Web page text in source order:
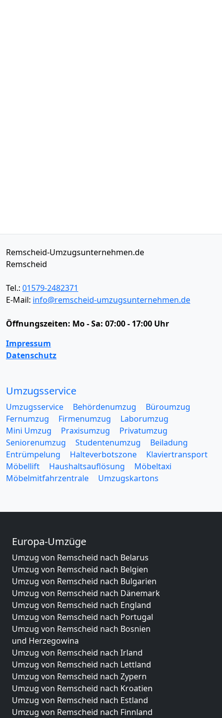
Remscheid-Umzugsunternehmen.de
Remscheid
Tel.: 01579-2482371
E-Mail: info@remscheid-umzugsunternehmen.de
Öffnungszeiten: Mo - Sa: 07:00 - 17:00 Uhr
Impressum
Datenschutz
Umzugsservice
Umzugsservice Behördenumzug
Büroumzug
Fernumzug
Firmenumzug
Laborumzug
Mini Umzug
Praxisumzug
Privatumzug
Seniorenumzug
Studentenumzug
Beiladung
Entrümpelung
Halteverbotszone
Klaviertransport
Möbellift
Haushaltsauflösung
Möbeltaxi
Möbelmitfahrzentrale
Umzugskartons
Europa-Umzüge
Umzug von Remscheid nach Belarus
Umzug von Remscheid nach Belgien
Umzug von Remscheid nach Bulgarien
Umzug von Remscheid nach Dänemark
Umzug von Remscheid nach England
Umzug von Remscheid nach Portugal
Umzug von Remscheid nach Bosnien
und Herzegowina
Umzug von Remscheid nach Irland
Umzug von Remscheid nach Lettland
Umzug von Remscheid nach Zypern
Umzug von Remscheid nach Kroatien
Umzug von Remscheid nach Estland
Umzug von Remscheid nach Finnland